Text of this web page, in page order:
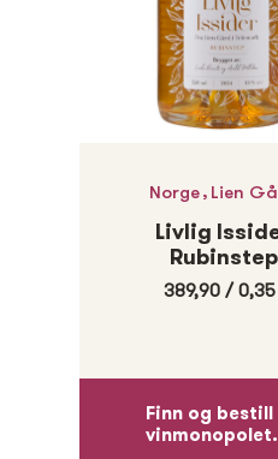
Norge, Lien
Finn og bestill
Livlig
Rubinstep
389,90 /0,35